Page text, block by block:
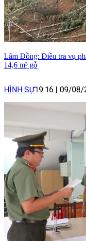
Lâm Đồng: Điều tra vụ
14,6 m³ gỗ
HÌNH SỰ19:16 09/08/